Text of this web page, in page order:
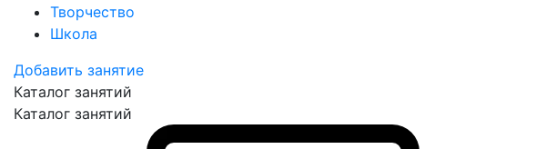
Творчество
Школа
Добавить занятие
Каталог занятий
Каталог занятий